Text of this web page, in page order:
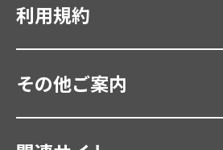
利用規約
その他ご案内